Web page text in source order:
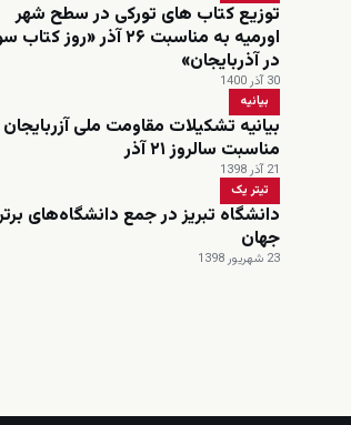
توزیع کتاب های تورکی در سطح شهر
اورمیه به مناسبت ۲۶ آذر «روز
در آذربایجان»
30 آذر 1400
بیانیه
بیانیه تشکیلات مقاومت ملی
مناسبت سالروز ۲۱ آذر
21 آذر 1398
تیتر یک
دانشگاه تبریز در جمع دانشگاه‌های
جهان
23 شهریور 1398